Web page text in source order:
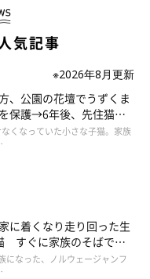
どんなコたち？
気記事
※2026年8月更新
、公園の花壇でうずくま
保護→6年後、先住猫
な関係に
くなっていた小さな子猫。家族
に着くなり走り回った生
すぐに家族のそばで落
えてよかった」
になった、ノルウェージャンフ